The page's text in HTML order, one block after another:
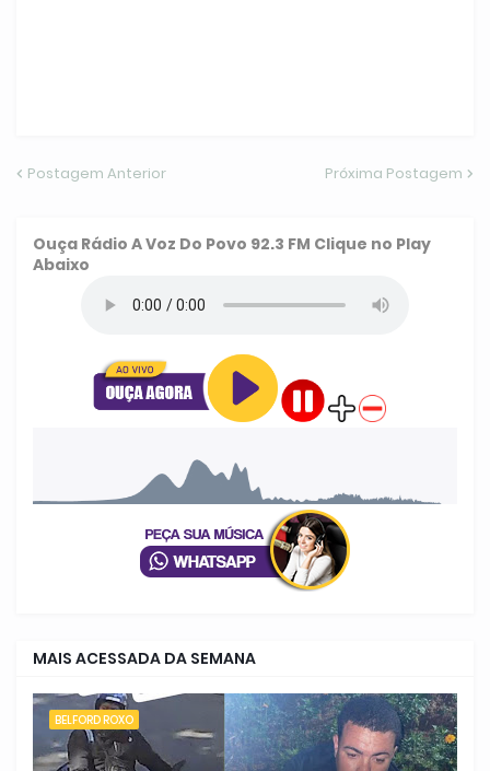
Postagem Anterior Próxima Postagem
Ouça Rádio A Voz Do Povo 92.3 FM Clique no Play
Abaixo
MAIS ACESSADA DA SEMANA
BELFORD ROXO